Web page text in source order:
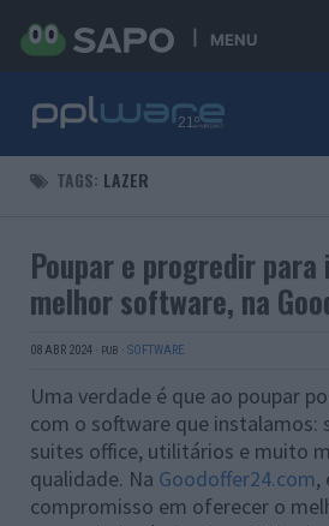
MENU
TAGS: LAZER
Poupar e progredir
melhor software, na
08 ABR 2024 · PUB · SOFTWARE
Uma verdade é que ao poupar
com o software que instalamos:
suites office, utilitários e muito
qualidade. Na Goodoffer24.com,
compromisso em oferecer o